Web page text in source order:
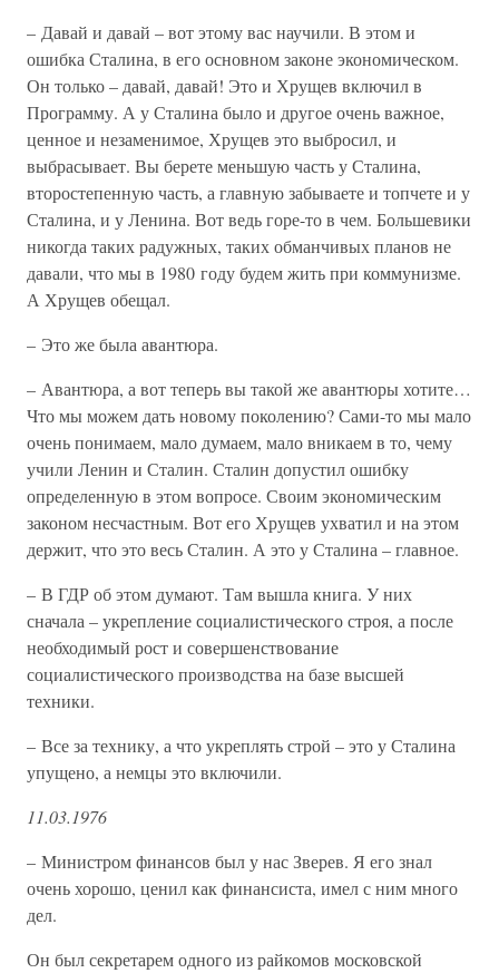
– Давай и давай – вот этому вас научили. В этом и
ошибка Сталина, в его основном законе экономическом.
Он только – давай, давай! Это и Хрущев включил в
Программу. А у Сталина было и другое очень важное,
ценное и незаменимое, Хрущев это выбросил, и
выбрасывает. Вы берете меньшую часть у Сталина,
второстепенную часть, а главную забываете и топчете и у
Сталина, и у Ленина. Вот ведь горе-то в чем. Большевики
никогда таких радужных, таких обманчивых планов не
давали, что мы в 1980 году будем жить при коммунизме.
А Хрущев обещал.
– Это же была авантюра.
– Авантюра, а вот теперь вы такой же авантюры хотите…
Что мы можем дать новому поколению? Сами-то мы мало
очень понимаем, мало думаем, мало вникаем в то, чему
учили Ленин и Сталин. Сталин допустил ошибку
определенную в этом вопросе. Своим экономическим
законом несчастным. Вот его Хрущев ухватил и на этом
держит, что это весь Сталин. А это у Сталина – главное.
– В ГДР об этом думают. Там вышла книга. У них
сначала – укрепление социалистического строя, а после
необходимый рост и совершенствование
социалистического производства на базе высшей
техники.
– Все за технику, а что укреплять строй – это у Сталина
упущено, а немцы это включили.
11.03.1976
– Министром финансов был у нас Зверев. Я его знал
очень хорошо, ценил как финансиста, имел с ним много
дел.
Он был секретарем одного из райкомов московской